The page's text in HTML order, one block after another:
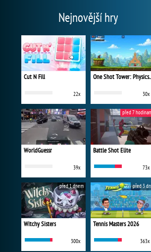
Nejnovější hry
Cut N Fill
22x
One Shot
30x
WorldGuessr
39x
Battle Shot Elite
73x
před 7
Witchy Sisters
300x
před 1 dnem
Tennis Masters 2026
363x
před 3